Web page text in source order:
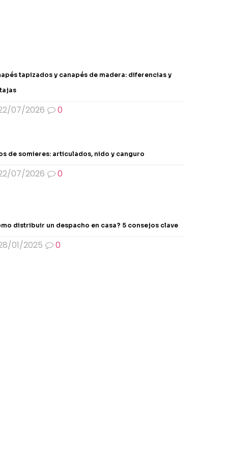
en
tapizados y canapés de madera: diferencias y
07/2026 0
de somieres: articulados, nido y canguro
07/2026 0
distribuir un despacho en casa? 5 consejos clave
01/2025 0